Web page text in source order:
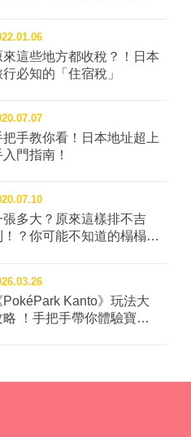
五花肉炙燒，還有很多肉塊
。 球場內各區都
（Toribo)¥450，外表看起來
肉汁，單手就能吃，搭配
請勿喝酒） 漢堡店
義大利冰淇淋¥380起，最
也有蘭姆葡萄等濃郁甜味！
為賣點的「Globe Bowl」推
超可愛的頭盔能夠帶回家
別的炸章魚燒，內餡一樣軟
身上奔著總重超過12公斤
成年請勿飲酒） 大阪京
曾在日本啤酒女孩比賽中
巨蛋提供多
，開放所有人都能進入的
來這些地方都收稅？！日本
行必知的「住宿稅」
把手教你看！日本地址超上
入門指南！
張多大？原來這樣排不吉
！？你可能不知道的榻榻米
PokéPark Kanto》玩法大
略 ！手把手帶你體驗寶可